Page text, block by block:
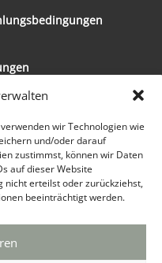
wir Technologien wie
und/oder darauf
zustimmst, können wir Daten
auf dieser Website
nicht erteilst oder zurückziehst,
beeinträchtigt werden.
| Realisierung
Webdesign